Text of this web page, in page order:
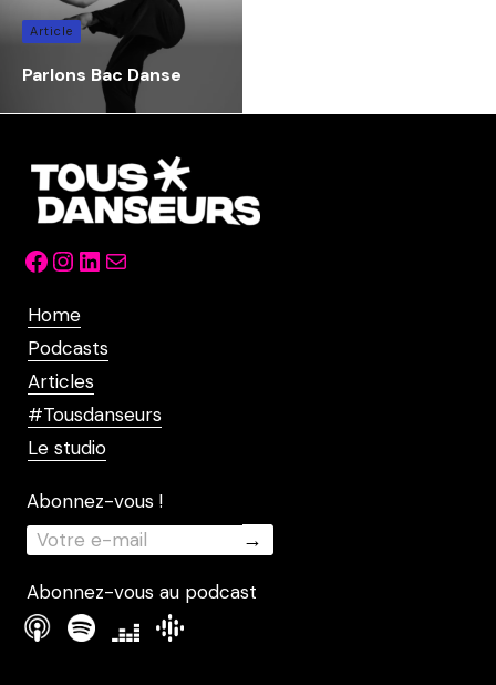
Article
Parlons Bac Danse
Facebook
Instagram
LinkedIn
Mail
Home
Podcasts
Articles
#Tousdanseurs
Le studio
Abonnez-vous !
Abonnez-vous au podcast